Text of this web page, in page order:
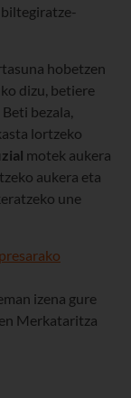
biltegiratze-
hobetzen
dizu, betiere
bezala,
lortzeko
motek aukera
aukera eta
une
izena gure
Merkataritza